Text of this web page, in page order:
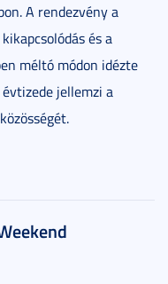
A rendezvény a
és a
méltó módon idézte
jellemzi a